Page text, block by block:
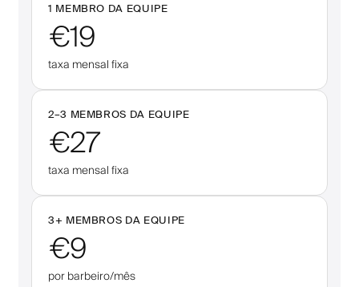
1 MEMBRO DA EQUIPE
€19
taxa mensal fixa
2–3 MEMBROS DA EQUIPE
€27
taxa mensal fixa
3+ MEMBROS DA EQUIPE
€9
por barbeiro/mês